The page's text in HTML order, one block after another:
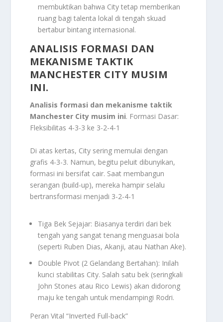
membuktikan bahwa City tetap memberikan
ruang bagi talenta lokal di tengah skuad
bertabur bintang internasional.
ANALISIS FORMASI DAN
MEKANISME TAKTIK
MANCHESTER CITY MUSIM
INI.
Analisis formasi dan mekanisme taktik
Manchester City musim ini. Formasi Dasar:
Fleksibilitas 4-3-3 ke 3-2-4-1
Di atas kertas, City sering memulai dengan
grafis 4-3-3. Namun, begitu peluit dibunyikan,
formasi ini bersifat cair. Saat membangun
serangan (build-up), mereka hampir selalu
bertransformasi menjadi 3-2-4-1
Tiga Bek Sejajar: Biasanya terdiri dari bek
tengah yang sangat tenang menguasai bola
(seperti Ruben Dias, Akanji, atau Nathan Ake).
Double Pivot (2 Gelandang Bertahan): Inilah
kunci stabilitas City. Salah satu bek (seringkali
John Stones atau Rico Lewis) akan didorong
maju ke tengah untuk mendampingi Rodri.
Peran Vital “Inverted Full-back”